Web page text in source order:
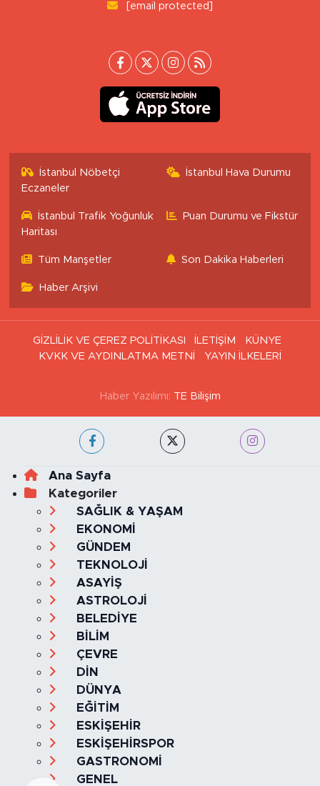
[email protected]
İstanbul Nöbetçi
Eczaneler
İstanbul Hava Durumu
İstanbul Trafik Yoğunluk
Haritası
Puan Durumu ve Fikstür
Tüm Manşetler Son Dakika Haberleri
Haber Arşivi
GİZLİLİK VE ÇEREZ POLİTİKASI İLETİŞİM
KÜNYE
KVKK VE AYDINLATMA METNİ
YAYIN İLKELERİ
Haber Yazılımı: TE Bilişim
Ana Sayfa
Kategoriler
SAĞLIK & YAŞAM
EKONOMİ
GÜNDEM
TEKNOLOJİ
ASAYİŞ
ASTROLOJİ
BELEDİYE
BİLİM
ÇEVRE
DİN
DÜNYA
EĞİTİM
ESKİŞEHİR
ESKİŞEHİRSPOR
GASTRONOMİ
GENEL